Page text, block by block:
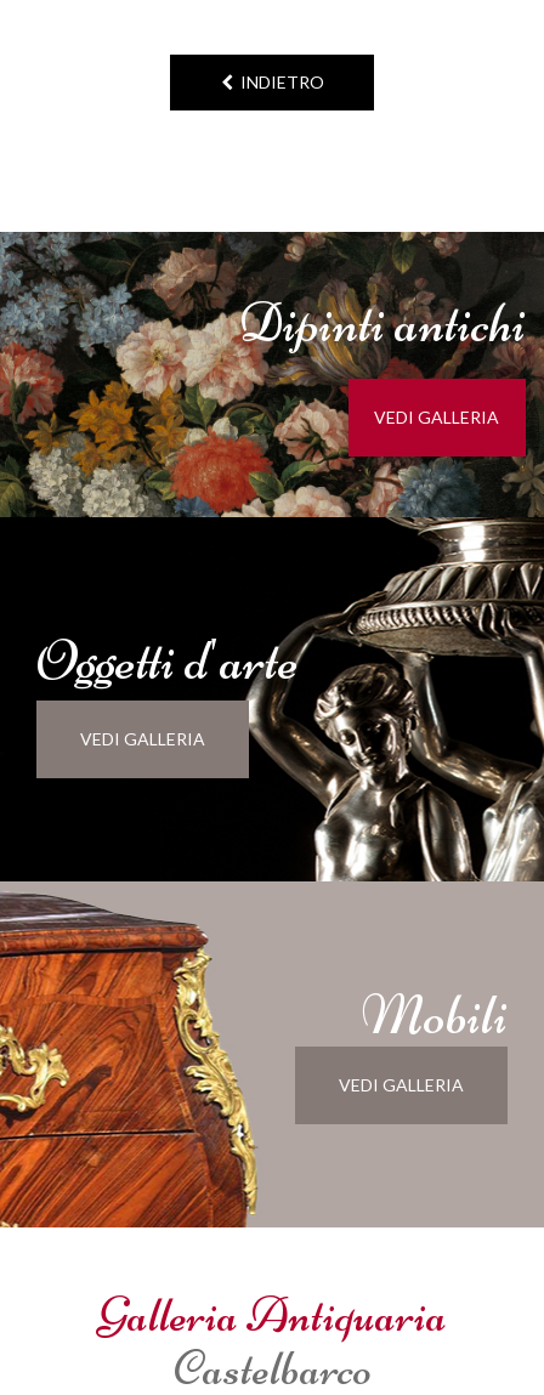
INDIETRO
Dipintiantichi
VEDI GALLERIA
Oggetti d'arte
VEDI GALLERIA
Mobili
VEDI GALLERIA
Galleria Antiquaria
Castelbarco